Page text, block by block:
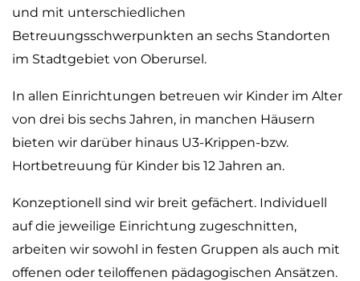
und mit unterschiedlichen
Betreuungsschwerpunkten an sechs Standorten
im Stadtgebiet von Oberursel.
In allen Einrichtungen betreuen wir Kinder im Alter
von drei bis sechs Jahren, in manchen Häusern
bieten wir darüber hinaus U3-Krippen-bzw.
Hortbetreuung für Kinder bis 12 Jahren an.
Konzeptionell sind wir breit gefächert. Individuell
auf die jeweilige Einrichtung zugeschnitten,
arbeiten wir sowohl in festen Gruppen als auch mit
offenen oder teiloffenen pädagogischen Ansätzen.